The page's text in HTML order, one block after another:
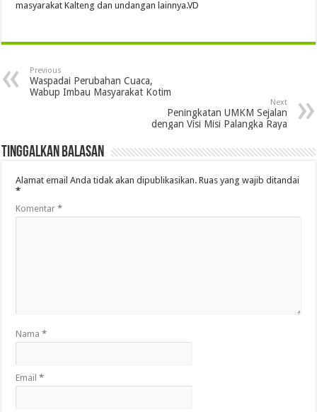
masyarakat Kalteng dan undangan lainnya.VD
Previous
Waspadai Perubahan Cuaca,
Wabup Imbau Masyarakat Kotim
Next
Peningkatan UMKM Sejalan
dengan Visi Misi Palangka Raya
Tinggalkan Balasan
Alamat email Anda tidak akan dipublikasikan. Ruas yang wajib ditandai
*
Komentar*
Nama*
Email*